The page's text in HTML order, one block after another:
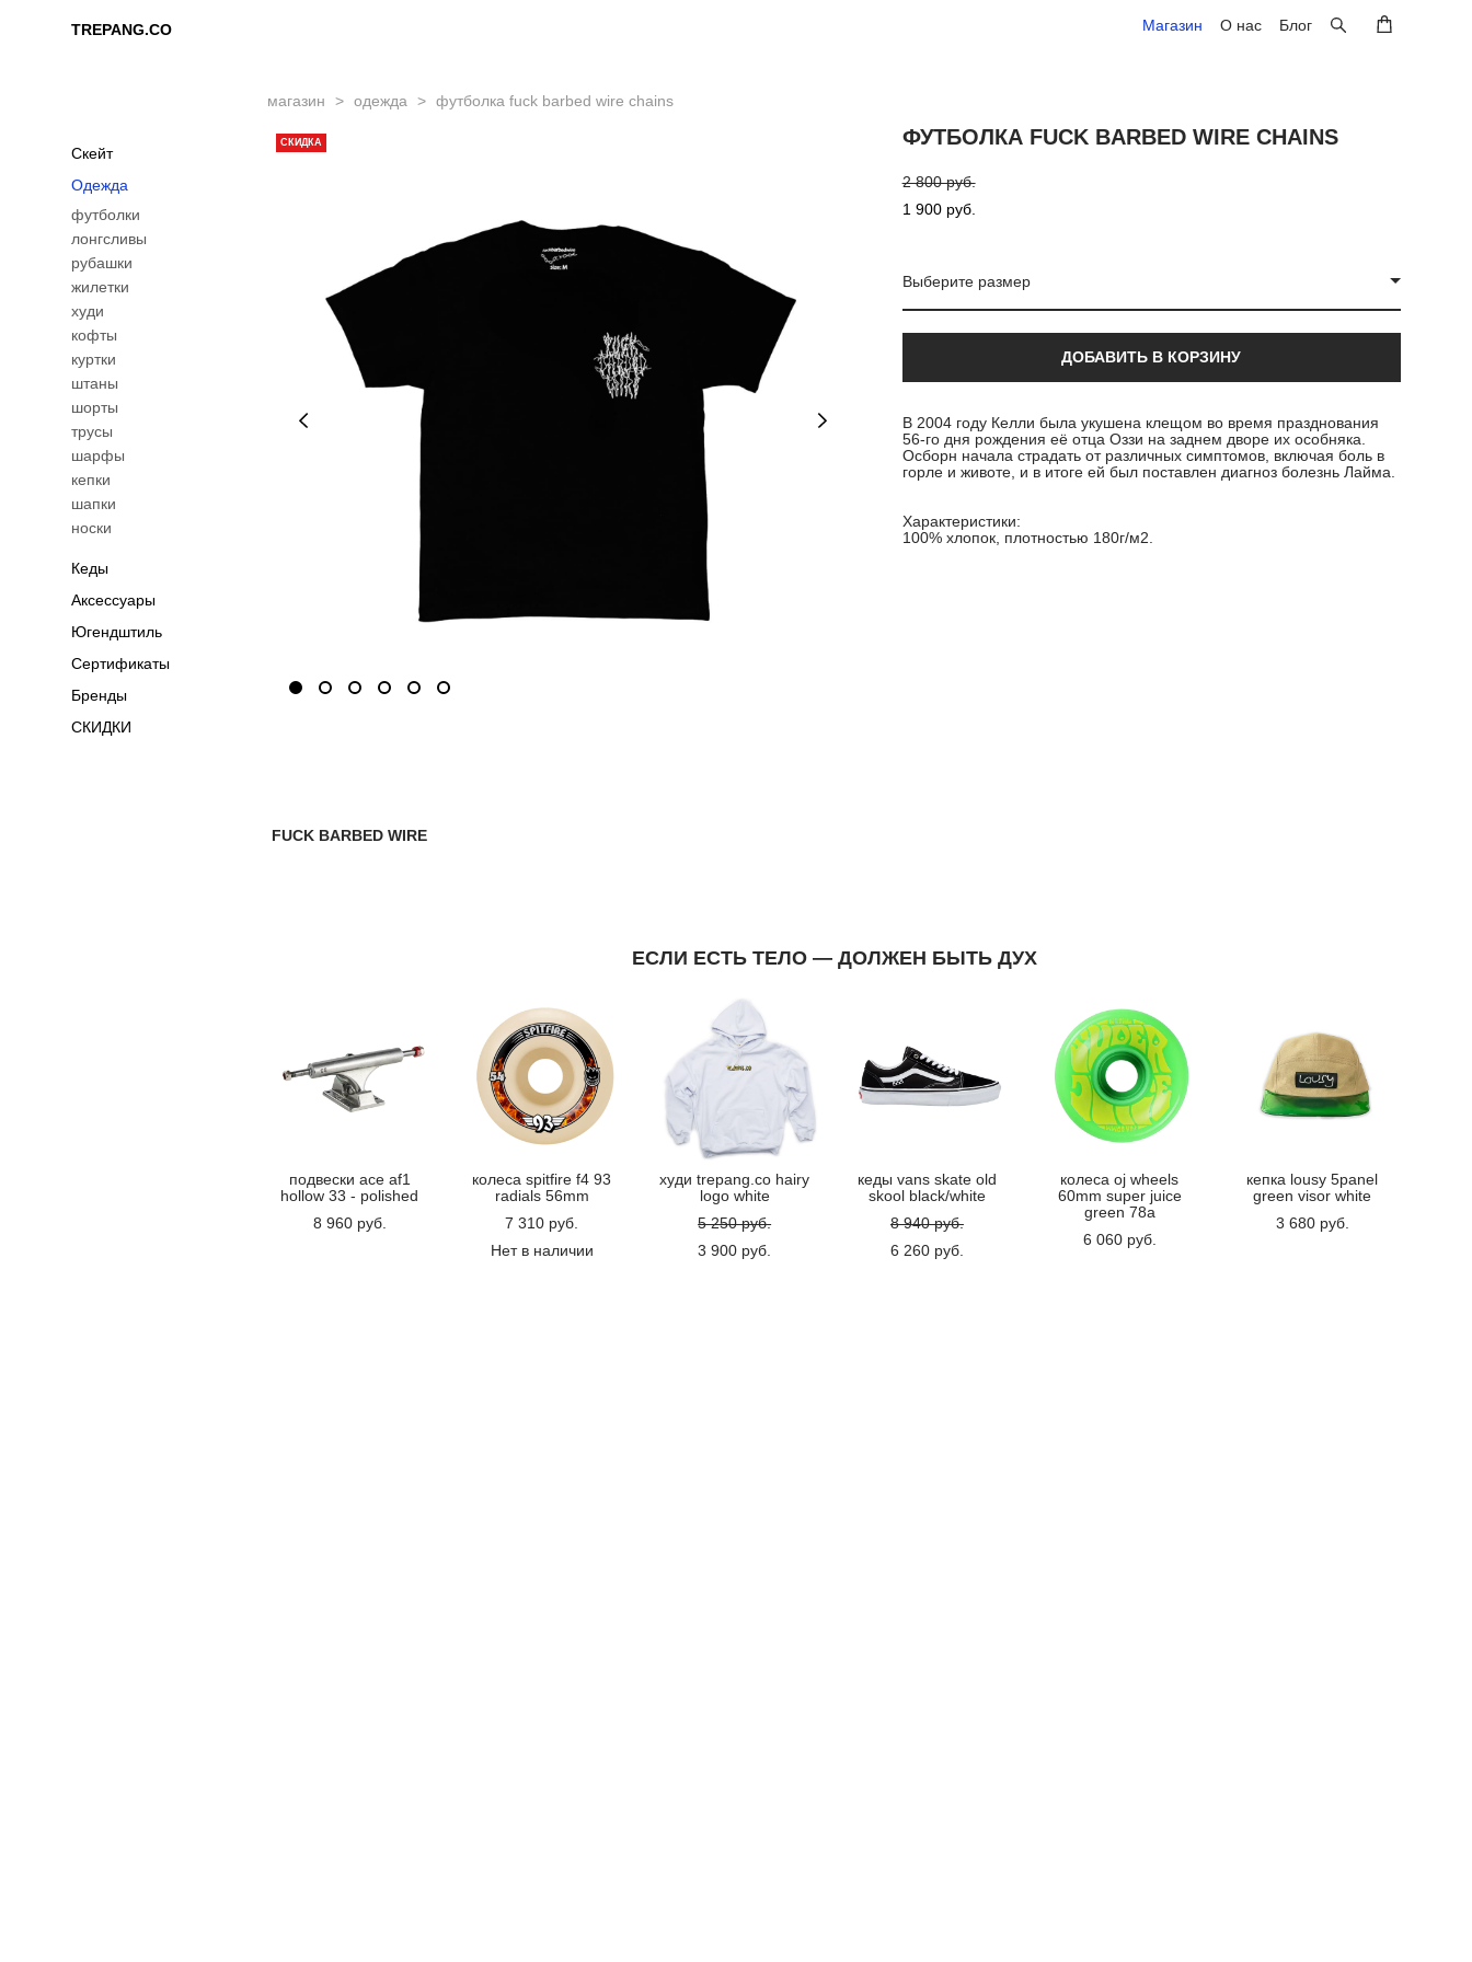
TREPANG.CO Магазин О нас Блог
TREPANG.CO Магазин О нас Блог
Скейт
Одежда
футболки
лонгсливы
рубашки
жилетки
худи
кофты
куртки
штаны
шорты
трусы
шарфы
кепки
шапки
носки
Кеды
Аксессуары
Югендштиль
Сертификаты
Бренды
СКИДКИ
магазин > одежда > футболка fuck barbed wire chains
СКИДКА ФУТБОЛКА FUCK BARBED WIRE CHAINS
2 800 pуб.
1 900 pуб.
Выберите размер
ДОБАВИТЬ В КОРЗИНУ
В 2004 году Келли была укушена клещом во время празднования
56-го дня рождения её отца Оззи на заднем дворе их особняка.
Осборн начала страдать от различных симптомов, включая боль в
горле и животе, и в итоге ей был поставлен диагноз болезнь Лайма.
Характеристики:
100% хлопок, плотностью 180г/м2.
FUCK BARBED WIRE
ЕСЛИ ЕСТЬ ТЕЛО — ДОЛЖЕН БЫТЬ ДУХ
подвески ace af1
hollow 33 - polished
8 960 pуб.
колеса spitfire f4 93
radials 56mm
7 310 pуб.
Нет в наличии
худи trepang.co hairy
logo white
5 250 pуб.
3 900 pуб.
кеды vans skate old
skool black/white
8 940 pуб.
6 260 pуб.
колеса oj wheels
60mm super juice
green 78a
6 060 pуб.
кепка lousy 5panel
green visor white
3 680 pуб.